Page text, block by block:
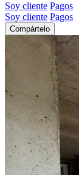
Soy cliente Pagos
Soy cliente Pagos
Compártelo